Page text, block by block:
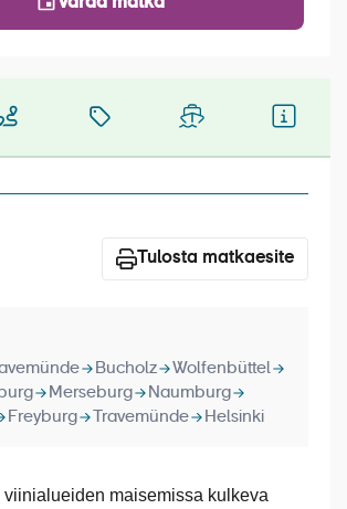
Tulosta matkaesite
Bucholz
Wolfenbüttel
Merseburg
Naumburg
Freyburg Travemünde Helsinki
maisemissa kulkeva